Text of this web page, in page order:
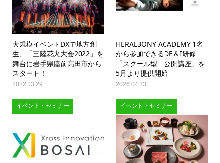
大規模イベントDXで地方創
生、「三陸花火大会2022」を
舞台に岩手県陸前高田市から
スタート！
2022.03.29
HERALBONY ACADEMY 1名
から参加できるDE＆I研修
「スクール型 公開講座」を
5月より提供開始
2026.04.23
イベント・セミナー イベント・セミナー